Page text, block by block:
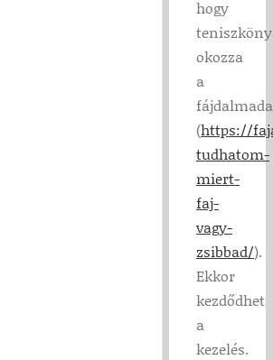
hogy
okozza
a
(https://
tudhatom-
miert-
faj-
vagy-
zsibbad/).
Ekkor
kezdődhet
a
kezelés.